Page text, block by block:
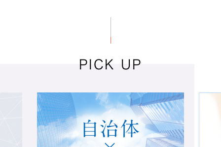
Reavirtry
Resolana
PICK UP